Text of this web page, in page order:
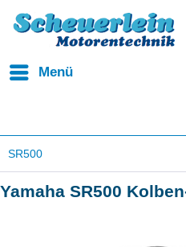
Menü
SR500
Yamaha SR500